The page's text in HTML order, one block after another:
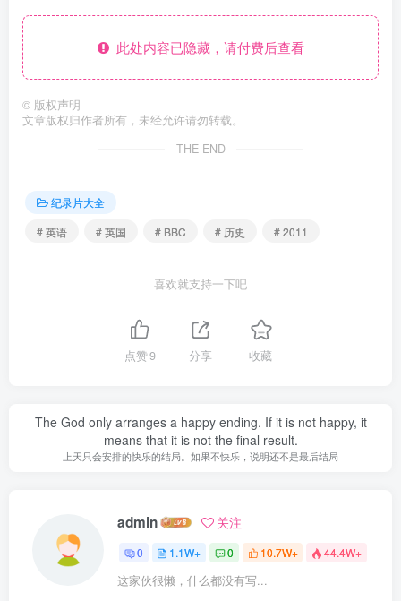
此处内容已隐藏，请付费后查看
© 版权声明
文章版权归作者所有，未经允许请勿转载。
THE END
纪录片大全
# 英语
# 英国 # BBC # 历史 # 2011
喜欢就支持一下吧
点赞9 分享 收藏
The God only arranges a happy ending. If it is not happy, it
means that it is not the final result.
上天只会安排的快乐的结局。如果不快乐，说明还不是最后结局
admin 关注
0 1.1W+ 0 10.7W+ 44.4W+
这家伙很懒，什么都没有写...